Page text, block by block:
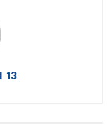
13